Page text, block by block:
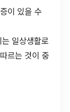
이 있을 수
일상생활로
르는 것이 중